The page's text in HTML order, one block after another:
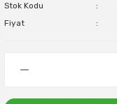
Stok Kodu
Fiyat